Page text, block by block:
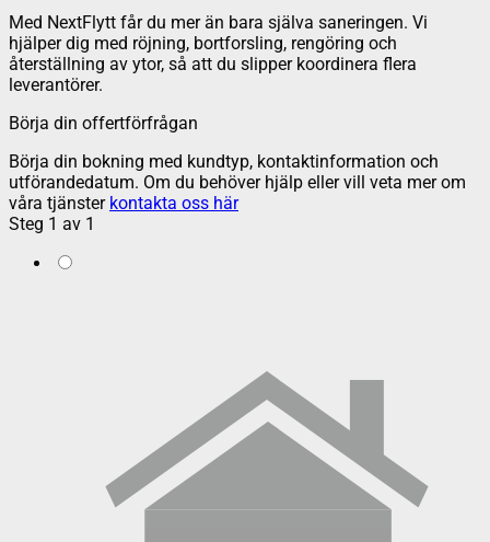
Med NextFlytt får du mer än bara själva saneringen. Vi
hjälper dig med röjning, bortforsling, rengöring och
återställning av ytor, så att du slipper koordinera flera
leverantörer.
Börja din offertförfrågan
Börja din bokning med kundtyp, kontaktinformation och
utförandedatum. Om du behöver hjälp eller vill veta mer om
våra tjänster kontakta oss här
Steg 1 av 1